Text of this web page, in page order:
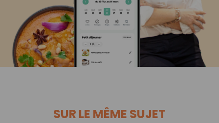
SUR LE MÊME SUJET